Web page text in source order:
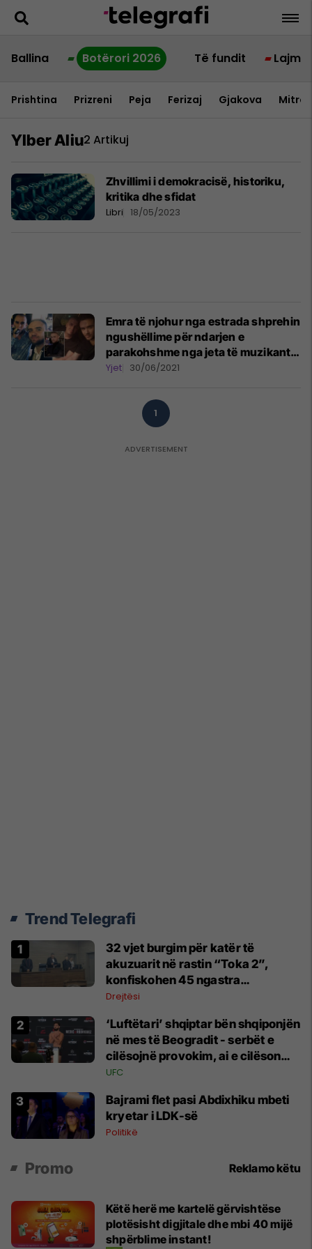
Ballina Botërori 2026 Të fundit Lajme
Prishtina Prizreni Peja Ferizaj Gjakova
Ylber Aliu2 Artikuj
Zhvillimi i demokracisë, historiku,
kritika dhe sfidat
Libri 18/05/2023
Emra të njohur nga estrada shprehin
ngushëllime për ndarjen e
parakohshme nga jeta të muzikantit
Ylber Aliu
Yjet 30/06/2021
1
Trend Telegrafi
32 vjet burgim për katër të
akuzuarit në rastin “Toka 2”,
konfiskohen 45 ngastra
kadastrale
Drejtësi
‘Luftëtari’ shqiptar bën shqiponjën
në mes të Beogradit - serbët e
cilësojnë provokim, ai e cilëson
simbol të identitetit
UFC
Bajrami flet pasi Abdixhiku mbeti
kryetar i LDK-së
Politikë
Promo Reklamo këtu
Këtë herë me kartelë gërvishtëse
plotësisht digjitale dhe mbi 40 mijë
shpërblime instant!